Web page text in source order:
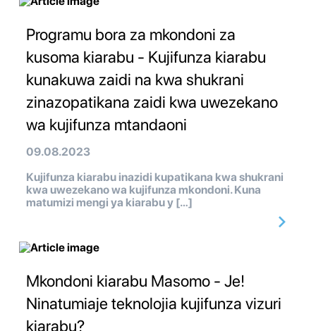
Programu bora za mkondoni za
kusoma kiarabu - Kujifunza kiarabu
kunakuwa zaidi na kwa shukrani
zinazopatikana zaidi kwa uwezekano
wa kujifunza mtandaoni
09.08.2023
Kujifunza kiarabu inazidi kupatikana kwa shukrani
kwa uwezekano wa kujifunza mkondoni. Kuna
matumizi mengi ya kiarabu y […]
Mkondoni kiarabu Masomo - Je!
Ninatumiaje teknolojia kujifunza vizuri
kiarabu?